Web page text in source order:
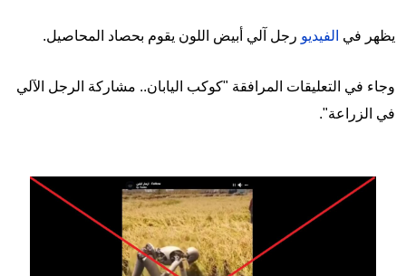
يظهر في الفيديو رجل آلي أبيض اللون يقوم بحصاد المحاصيل.
وجاء في التعليقات المرافقة "كوكب اليابان.. مشاركة الرجل الآلي
في الزراعة".
Image